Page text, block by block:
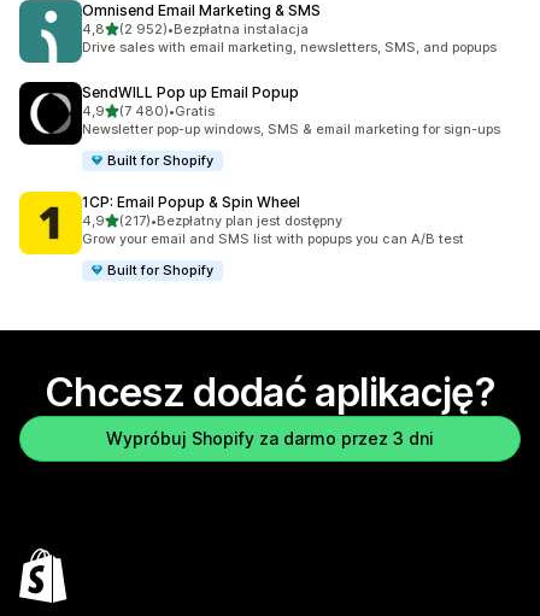
Omnisend Email Marketing & SMS
4,8na 5 gwiazdek
(2 952)
Łączna liczba recenzji: 2952
•Bezpłatna instalacja
Drive sales with email marketing, newsletters, SMS, and popups
SendWILL Pop up Email Popup
4,9na 5 gwiazdek
(7 480)
Łączna liczba recenzji: 7480
•Gratis
Newsletter pop-up windows, SMS & email marketing for sign-ups
Built for Shopify
1CP: Email Popup & Spin Wheel
4,9na 5 gwiazdek
(217)
Łączna liczba recenzji: 217
•Bezpłatny plan jest dostępny
Grow your email and SMS list with popups you can A/B test
Built for Shopify
Chcesz dodać aplikację?
Wypróbuj Shopify za darmo przez 3 dni